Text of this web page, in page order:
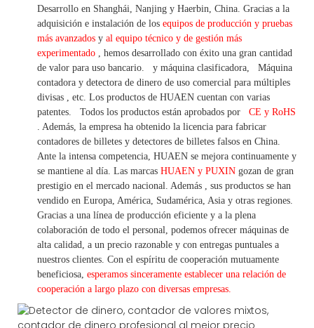
Desarrollo en Shanghái, Nanjing y Haerbin, China. Gracias a la
adquisición e instalación de los equipos de producción y pruebas
más avanzados y al equipo técnico y de gestión más
experimentado
hemos desarrollado con éxito una gran cantidad
de valor para uso bancario. y máquina clasificadora,
Máquina
contadora y detectora de dinero de uso comercial para múltiples
divisas
etc. Los productos de HUAEN cuentan con varias
patentes.
Todos los productos están aprobados por
CE y RoHS
. Además, la empresa ha obtenido la licencia para fabricar
contadores de billetes y detectores de billetes falsos en China.
Ante la intensa competencia, HUAEN se mejora continuamente y
se mantiene al día. Las marcas HUAEN y PUXIN gozan de gran
prestigio en el mercado nacional. Además
sus productos se han
vendido en Europa, América, Sudamérica, Asia y otras regiones.
Gracias a una línea de producción eficiente y a la plena
colaboración de todo el personal, podemos ofrecer máquinas de
alta calidad, a un precio razonable y con entregas puntuales a
nuestros clientes. Con el espíritu de cooperación mutuamente
beneficiosa, esperamos sinceramente establecer una relación de
cooperación a largo plazo con diversas empresas.